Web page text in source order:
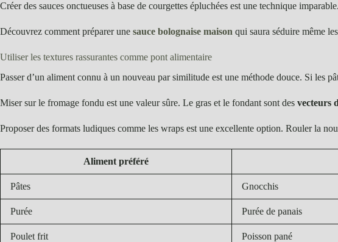
Créer des sauces onctueuses à base de courgettes épluchées est une technique
Découvrez comment préparer une sauce bolognaise maison qui saura séduire même
Utiliser les textures rassurantes comme pont alimentaire
Passer d’un aliment connu à un nouveau par similitude est une méthode douce. Si les
Miser sur le fromage fondu est une valeur sûre. Le gras et le fondant sont des vecteurs
Proposer des formats ludiques comme les wraps est une excellente option. Rouler la
Aliment préféré
Pâtes Gnocchis
Purée Purée de panais
Poulet frit Poisson pané